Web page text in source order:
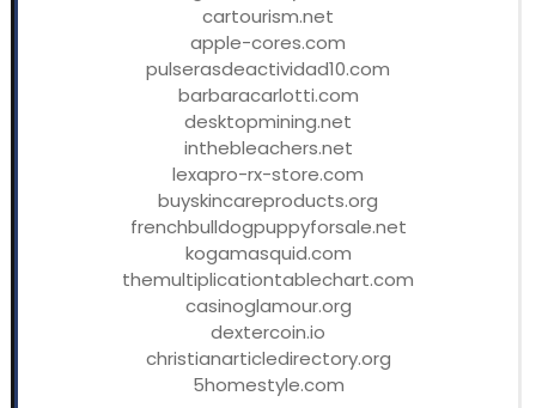
cartourism.net
apple-cores.com
pulserasdeactividad10.com
barbaracarlotti.com
desktopmining.net
inthebleachers.net
lexapro-rx-store.com
buyskincareproducts.org
frenchbulldogpuppyforsale.net
kogamasquid.com
themultiplicationtablechart.com
casinoglamour.org
dextercoin.io
christianarticledirectory.org
5homestyle.com